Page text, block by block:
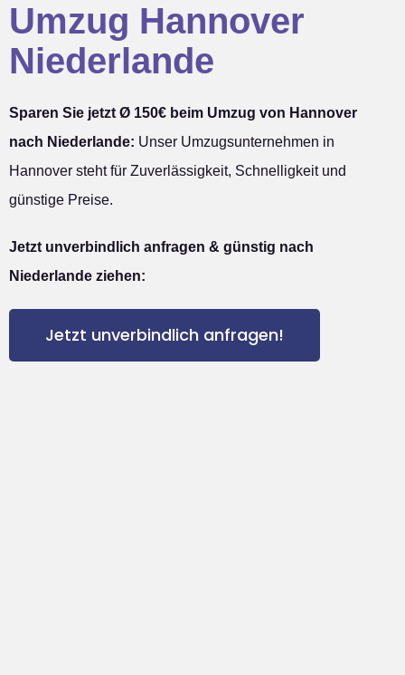
Umzug Hannover
Niederlande
Sparen Sie jetzt Ø 150€ beim Umzug von Hannover
nach Niederlande: Unser Umzugsunternehmen in
Hannover steht für Zuverlässigkeit, Schnelligkeit und
günstige Preise.
Jetzt unverbindlich anfragen & günstig nach
Niederlande ziehen:
Jetzt unverbindlich anfragen!